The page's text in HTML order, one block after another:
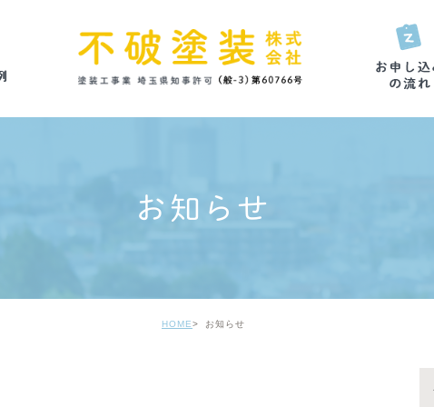
お知らせ
HOME お知らせ